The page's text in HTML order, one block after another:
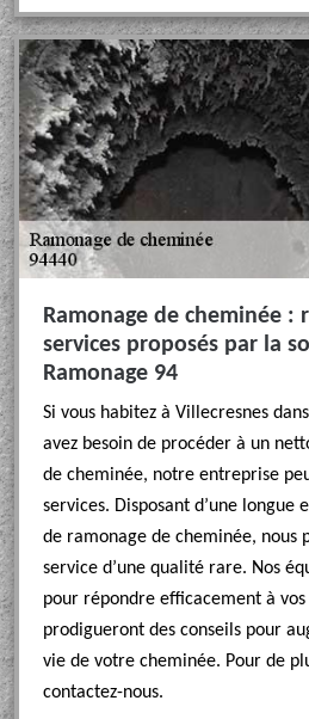
Ramonage de cheminée :
services proposés par la
Ramonage 94
Si vous habitez à Villecresnes
avez besoin de procéder à un
de cheminée, notre entreprise
services. Disposant d’une longue
de ramonage de cheminée, nous
service d’une qualité rare. Nos
pour répondre efficacement à
prodigueront des conseils pour
vie de votre cheminée. Pour de
contactez-nous.